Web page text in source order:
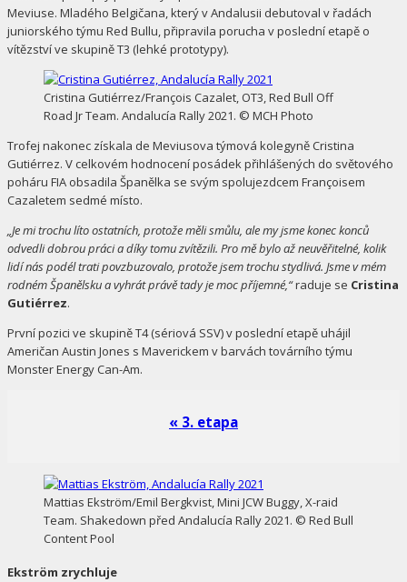
Meviuse. Mladého Belgičana, který v Andalusii debutoval v řadách
juniorského týmu Red Bullu, připravila porucha v poslední etapě o
vítězství ve skupině T3 (lehké prototypy).
Cristina Gutiérrez/François Cazalet, OT3, Red Bull Off
Road Jr Team. Andalucía Rally 2021. © MCH Photo
Trofej nakonec získala de Meviusova týmová kolegyně Cristina
Gutiérrez. V celkovém hodnocení posádek přihlášených do světového
poháru FIA obsadila Španělka se svým spolujezdcem Françoisem
Cazaletem sedmé místo.
„Je mi trochu líto ostatních, protože měli smůlu, ale my jsme konec konců
odvedli dobrou práci a díky tomu zvítězili. Pro mě bylo až neuvěřitelné, kolik
lidí nás podél trati povzbuzovalo, protože jsem trochu stydlivá. Jsme v mém
rodném Španělsku a vyhrát právě tady je moc příjemné,“raduje se Cristina
Gutiérrez.
První pozici ve skupině T4 (sériová SSV) v poslední etapě uhájil
Američan Austin Jones s Maverickem v barvách továrního týmu
Monster Energy Can-Am.
« 3. etapa
Mattias Ekström/Emil Bergkvist, Mini JCW Buggy, X-raid
Team. Shakedown před Andalucía Rally 2021. © Red Bull
Content Pool
Ekström zrychluje